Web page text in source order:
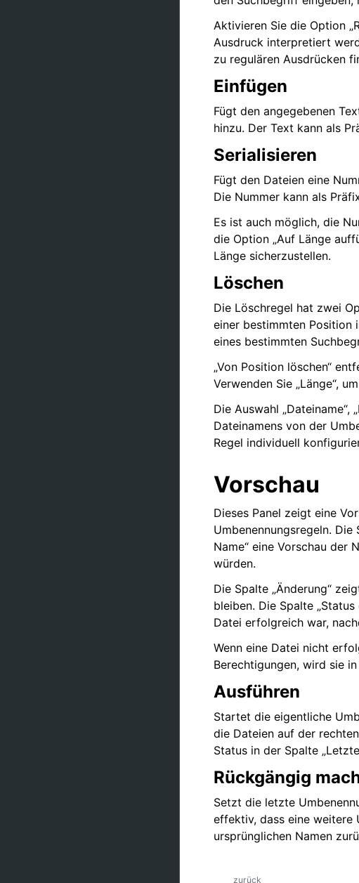
Aktivieren Sie die Option
Ausdruck interpretiert
zu regulären Ausdrücken
Einfügen
Fügt den angegebenen
hinzu. Der Text kann als
Serialisieren
Fügt den Dateien eine
Die Nummer kann als
Es ist auch möglich, die
die Option „Auf Länge
Länge sicherzustellen.
Löschen
Die Löschregel hat zwei
einer bestimmten Position
eines bestimmten
„Von Position löschen“
Verwenden Sie „Länge“,
Die Auswahl „Dateiname“,
Dateinamens von der
Regel individuell
Vorschau
Dieses Panel zeigt eine
Umbenennungsregeln. Die
Name“ eine Vorschau der
würden.
Die Spalte „Änderung“
bleiben. Die Spalte
Datei erfolgreich war,
Wenn eine Datei nicht
Berechtigungen, wird sie
Ausführen
Startet die eigentliche
die Dateien auf der
Status in der Spalte
Rückgängig
Setzt die letzte
effektiv, dass eine weitere
ursprünglichen Namen
zurück